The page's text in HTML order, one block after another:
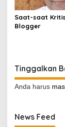
Saat-saat
Blogger
Tinggalkan
Anda harus
News Feed